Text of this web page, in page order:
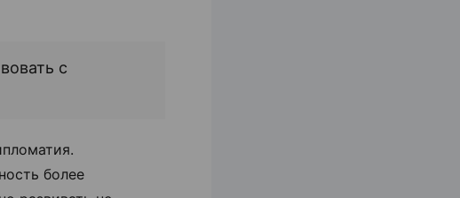
с
более